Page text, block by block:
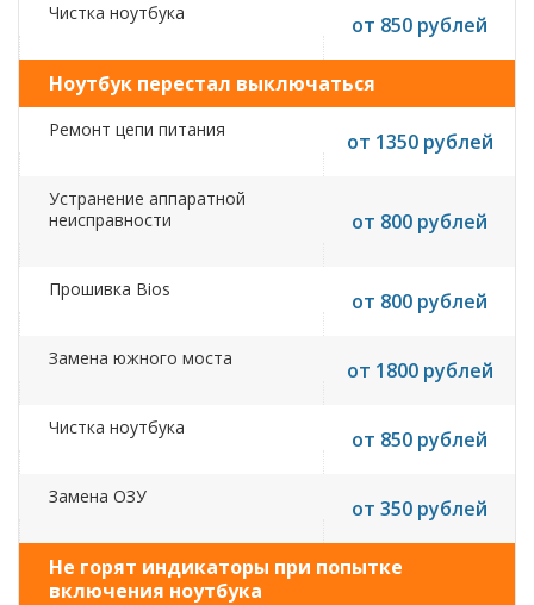
Чистка ноутбука от 850 рублей
Ноутбук перестал выключаться
Ремонт цепи питания от 1350 рублей
Устранение аппаратной
неисправности
от 800 рублей
Прошивка Bios от 800 рублей
Замена южного моста от 1800 рублей
Чистка ноутбука от 850 рублей
Замена ОЗУ от 350 рублей
Не горят индикаторы при попытке
включения ноутбука